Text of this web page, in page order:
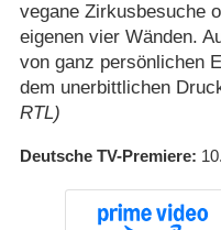
vegane Zirkusbesuche
eigenen vier Wänden.
von ganz persönlichen
dem unerbittlichen
RTL)
Deutsche TV-Premiere